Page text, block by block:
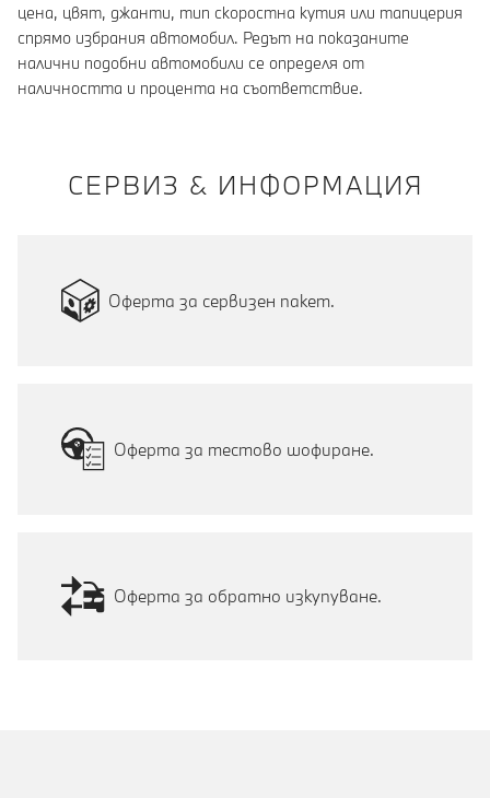
цена, цвят, джанти, тип скоростна кутия или тапицерия
спрямо избрания автомобил. Редът на показаните
налични подобни автомобили се определя от
наличността и процента на съответствие.
СЕРВИЗ & ИНФОРМАЦИЯ
Оферта за сервизен пакет.
Оферта за тестово шофиране.
Оферта за обратно изкупуване.